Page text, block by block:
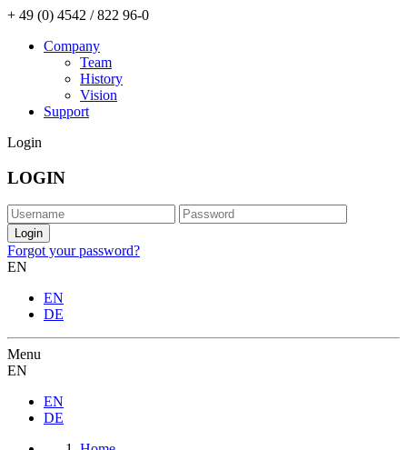
+ 49 (0) 4542 / 822 96-0
Company
Team
History
Vision
Support
Login
LOGIN
Forgot your password?
EN
EN
DE
Menu
EN
EN
DE